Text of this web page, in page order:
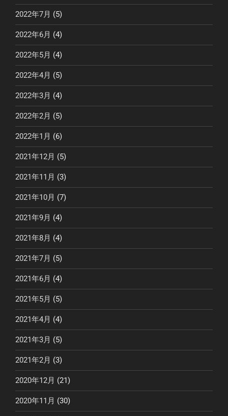
2022年7月 (5)
2022年6月 (4)
2022年5月 (4)
2022年4月 (5)
2022年3月 (4)
2022年2月 (5)
2022年1月 (6)
2021年12月 (5)
2021年11月 (3)
2021年10月 (7)
2021年9月 (4)
2021年8月 (4)
2021年7月 (5)
2021年6月 (4)
2021年5月 (5)
2021年4月 (4)
2021年3月 (5)
2021年2月 (3)
2020年12月 (21)
2020年11月 (30)